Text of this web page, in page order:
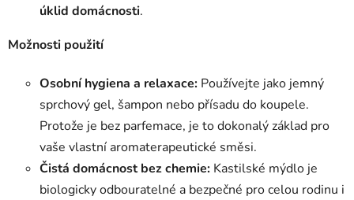
úklid domácnosti.
Možnosti použití
Osobní hygiena a relaxace: Používejte jako jemný
sprchový gel, šampon nebo přísadu do koupele.
Protože je bez parfemace, je to dokonalý základ pro
vaše vlastní aromaterapeutické směsi.
Čistá domácnost bez chemie: Kastilské mýdlo je
biologicky odbouratelné a bezpečné pro celou rodinu i